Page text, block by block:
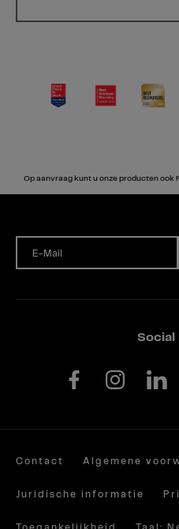
Op aanvraag kunt u onze producten ook
E-Mail
Social
Contact Algemene
Juridische informatie